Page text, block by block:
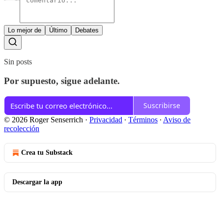
Lo mejor de Último Debates
Sin posts
Por supuesto, sigue adelante.
Suscribirse
© 2026 Roger Senserrich · Privacidad ∙ Términos ∙ Aviso de
recolección
Crea tu Substack
Descargar la app